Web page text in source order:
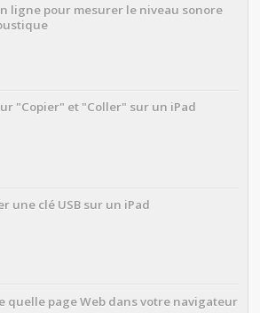
ligne pour mesurer le niveau sonore
"Copier" et "Coller" sur un iPad
une clé USB sur un iPad
quelle page Web dans votre navigateur